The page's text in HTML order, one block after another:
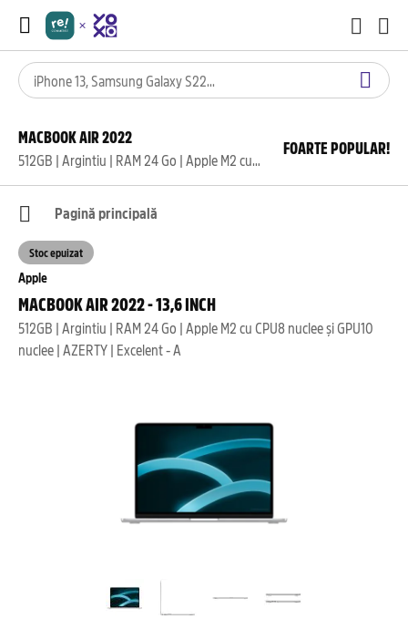
MACBOOK AIR 2022
512GB | Argintiu | RAM 24 Go | Apple M2 cu CPU8 nuclee și GPU10 nuclee | AZERTY | Excelent - A
FOARTE POPULAR!
Pagină principală
Apple
MACBOOK AIR 2022 - 13,6 INCH
512GB | Argintiu | RAM 24 Go | Apple M2 cu CPU8 nuclee și GPU10
nuclee | AZERTY | Excelent - A
Stoc epuizat